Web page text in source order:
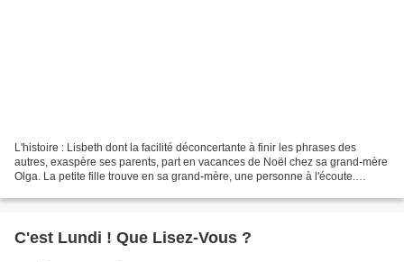
L'histoire : Lisbeth dont la facilité déconcertante à finir les phrases des
autres, exaspère ses parents, part en vacances de Noël chez sa grand-mère
Olga. La petite fille trouve en sa grand-mère, une personne à l'écoute.
C'est Lundi ! Que Lisez-Vous ?